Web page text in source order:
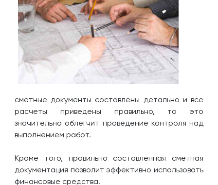
сметные документы составлены детально и все
расчеты приведены правильно, то это
значительно облегчит проведение контроля над
выполнением работ.
Кроме того, правильно составленная сметная
документация позволит эффективно использовать
финансовые средства.